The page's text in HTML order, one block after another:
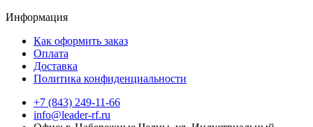
Информация
Как оформить заказ
Оплата
Доставка
Политика конфиденциальности
+7 (843) 249-11-66
info@leader-rf.ru